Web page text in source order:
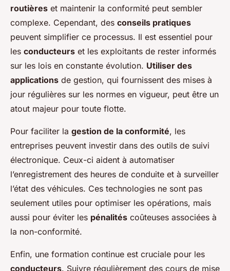
routières et maintenir la conformité peut sembler
complexe. Cependant, des conseils pratiques
peuvent simplifier ce processus. Il est essentiel pour
les conducteurs et les exploitants de rester informés
sur les lois en constante évolution. Utiliser des
applications de gestion, qui fournissent des mises à
jour régulières sur les normes en vigueur, peut être un
atout majeur pour toute flotte.
Pour faciliter la gestion de la conformité, les
entreprises peuvent investir dans des outils de suivi
électronique. Ceux-ci aident à automatiser
l’enregistrement des heures de conduite et à surveiller
l’état des véhicules. Ces technologies ne sont pas
seulement utiles pour optimiser les opérations, mais
aussi pour éviter les pénalités coûteuses associées à
la non-conformité.
Enfin, une formation continue est cruciale pour les
conducteurs. Suivre régulièrement des cours de mise